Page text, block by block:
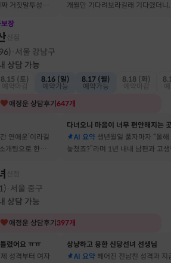
거짓말투성이
에요
개월만 기다려보라길래 기다렸더니
장
) 서울 강남구
상담 가능
8.15 (토)
8.16 (일)
예약가능
8.17 (월)
예약가능
8.18 (화)
애정운 상담후기 647개
연애운’이라길
개팅으로 한참
다녀오니 마음이 너무 편안해지는
AI 요약 생년월일 풀자마자 “올
놓쳤죠?”라며 1년 내내 남편과 고
) 서울 중구
상담 가능
애정운 상담후기 397개
렸어요 ㅠㅠ
성격부터 여자
상냥하고 용한 신당선녀 선생님
AI 요약 헤어진 전남친 성격과 지